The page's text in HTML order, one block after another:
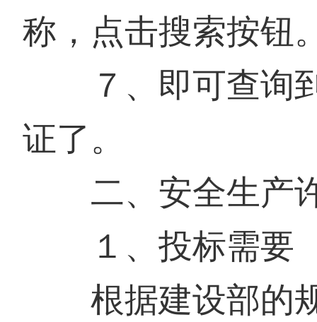
称，点击搜索按钮
７、即可查询
证了。
二、安全生产
１、投标需要
根据建设部的